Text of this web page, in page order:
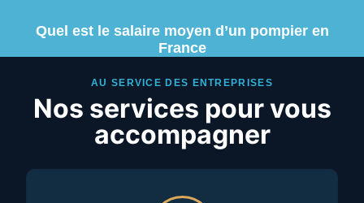
Quel est le salaire moyen d’un pompier en
France
AU SERVICE DES ENTREPRISES
Nos services pour vous
accompagner